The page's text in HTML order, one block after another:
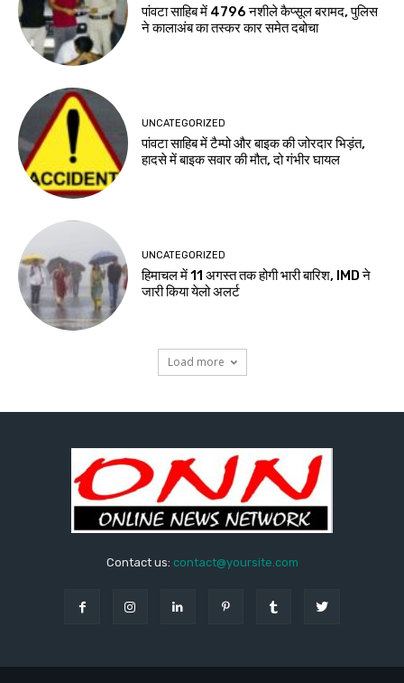
पांवटा साहिब में 4796 नशीले कैप्सूल बरामद, पुलिस
ने कालाअंब का तस्कर कार समेत दबोचा
UNCATEGORIZED
पांवटा साहिब में टैम्पो और बाइक की जोरदार भिड़ंत,
हादसे में बाइक सवार की मौत, दो गंभीर घायल
UNCATEGORIZED
हिमाचल में 11 अगस्त तक होगी भारी बारिश, IMD ने
जारी किया येलो अलर्ट
Load more
Contact us: contact@yoursite.com